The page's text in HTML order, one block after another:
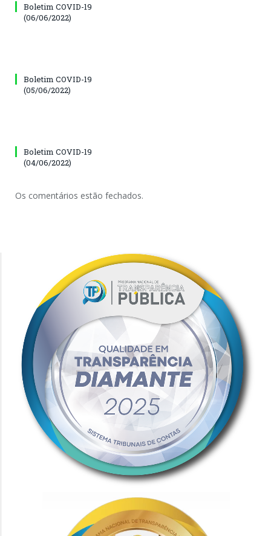
Boletim COVID-19
(06/06/2022)
Boletim COVID-19
(05/06/2022)
Boletim COVID-19
(04/06/2022)
Os comentários estão fechados.